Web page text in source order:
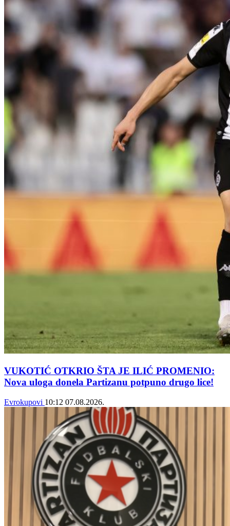
VUKOTIĆ OTKRIO ŠTA JE ILIĆ PROMENIO:
Nova uloga donela Partizanu potpuno drugo lice!
Evrokupovi 10:12 07.08.2026.